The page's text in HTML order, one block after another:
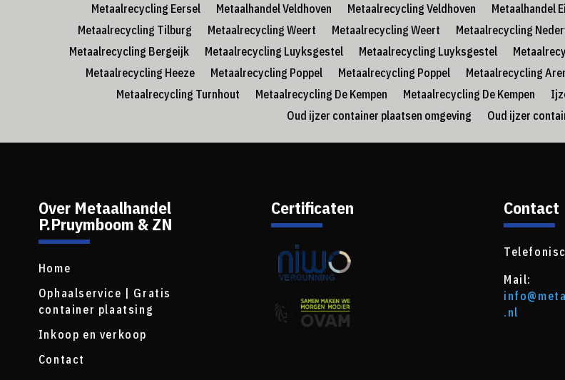
Metaalrecycling Eersel
Metaalhandel Veldhoven Metaalrecycling Veldhoven Metaalhandel
Metaalrecycling Tilburg
Metaalrecycling Weert Metaalrecycling Weert Metaalrecycling
Metaalrecycling Bergeijk
Metaalrecycling Luyksgestel Metaalrecycling Luyksgestel
Metaalrecycling Heeze
Metaalrecycling Poppel Metaalrecycling Poppel Metaalrecycling
Metaalrecycling Turnhout
Metaalrecycling De Kempen Metaalrecycling De Kempen
Oud ijzer container plaatsen omgeving
Oud ijzer
Over Metaalhandel
P.Pruymboom & ZN
Home
Ophaalservice | Gratis
container plaatsing
Inkoop en verkoop
Contact
Certificaten Contact
Mail:
.nl